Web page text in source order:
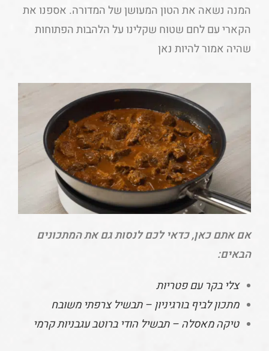
המנה נשאה את הטון המעושן של המדורה. אספנו את
הקארי עם לחם שטוח שקלינו על הלהבות הפתוחות
שהיה אמור להיות נאן
אם אתם כאן, כדאי לכם לנסות גם את המתכונים
הבאים:
צלי בקר עם פטריות
מתכון לביף בורגיניון – תבשיל צרפתי משובח
טיקה מאסלה – תבשיל הודי ברוטב עגבניות קרמי